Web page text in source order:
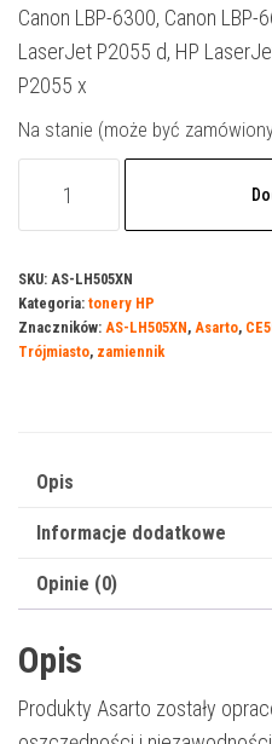
Canon LBP-6300, Canon LBP-
LaserJet P2055 d, HP
P2055 x
Na stanie (może być
do
HP
05BXN
6500
black
SKU: AS-LH505XN
Kategoria: tonery HP
Znaczników: AS-LH505XN, Asarto,
Trójmiasto, zamiennik
Opis
Informacje dodatkowe
Opinie (0)
Opis
Produkty Asarto zostały